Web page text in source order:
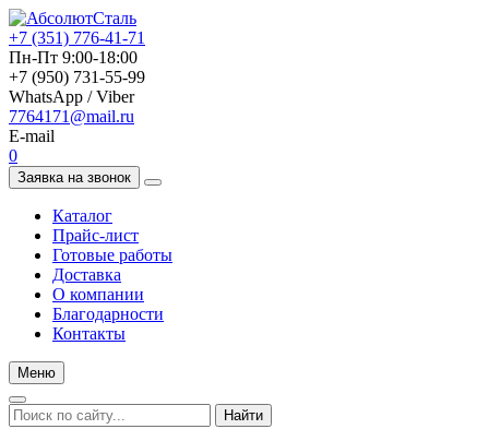
+7 (351) 776-41-71
Пн-Пт 9:00-18:00
+7 (950) 731-55-99
WhatsApp / Viber
7764171@mail.ru
E-mail
0
Заявка на звонок
Каталог
Прайс-лист
Готовые работы
Доставка
О компании
Благодарности
Контакты
Меню
Найти